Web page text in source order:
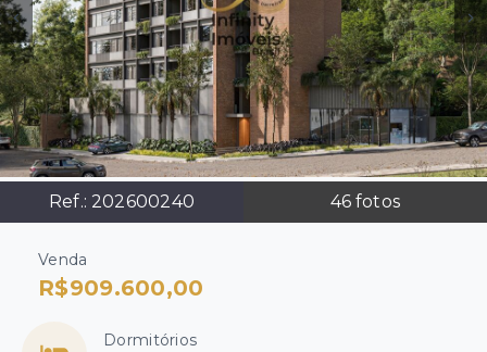
Ref.: 202600240 46 fotos
Venda
R$909.600,00
Dormitórios